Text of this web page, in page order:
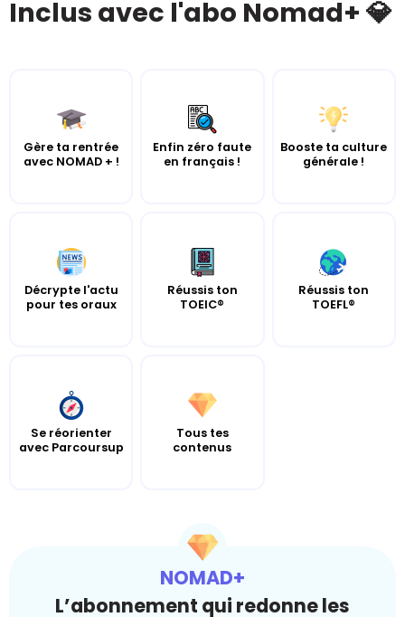
Inclus avec l'abo Nomad+ 💎
Gère ta rentrée
avec NOMAD + !
Enfin zéro faute
en français !
Booste ta culture
générale !
Décrypte l'actu
pour tes oraux
Réussis ton
TOEIC®
Réussis ton
TOEFL®
Se réorienter
avec Parcoursup
Tous tes
contenus
NOMAD+
L’abonnement qui redonne les